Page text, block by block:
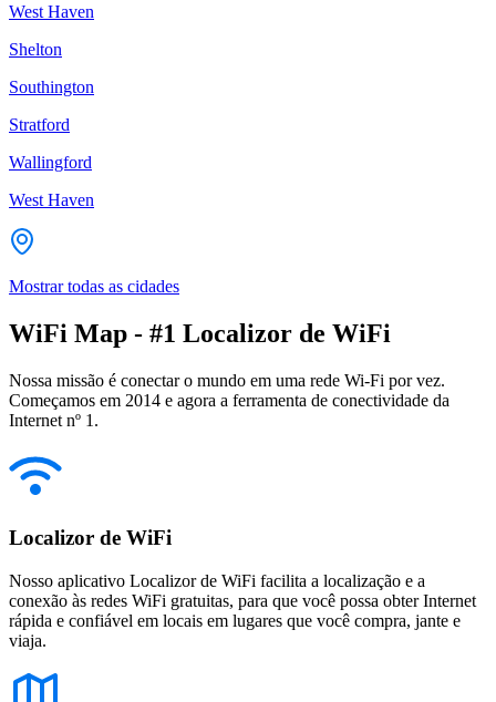
West Haven
Shelton
Southington
Stratford
Wallingford
West Haven
Mostrar todas as cidades
WiFi Map - #1 Localizor de WiFi
Nossa missão é conectar o mundo em uma rede Wi-Fi por vez.
Começamos em 2014 e agora a ferramenta de conectividade da
Internet nº 1.
Localizor de WiFi
Nosso aplicativo Localizor de WiFi facilita a localização e a
conexão às redes WiFi gratuitas, para que você possa obter Internet
rápida e confiável em locais em lugares que você compra, jante e
viaja.